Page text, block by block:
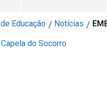
Educação / Notícias /
Capela do Socorro